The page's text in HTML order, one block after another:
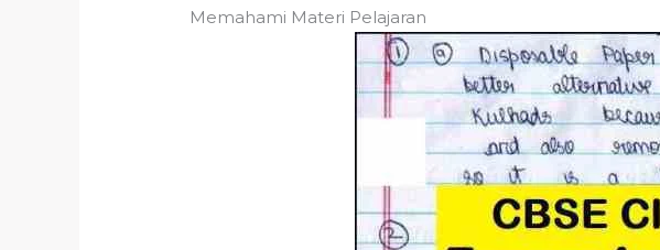
Memahami Materi Pelajaran